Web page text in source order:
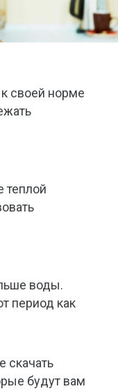
своей норме
теплой
воды.
период как
скачать
будут вам